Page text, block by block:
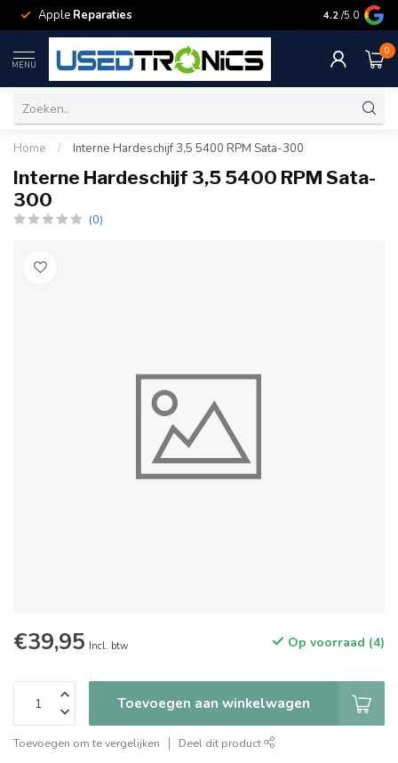
Apple Reparaties Samsung
4.2 /5.0
MENU
0
Home / Interne Hardeschijf 3,5 5400 RPM Sata-300
Interne Hardeschijf 3,5 5400 RPM Sata-
300
(0)
€39,95 Incl. btw Op voorraad (4)
Toevoegen aan winkelwagen
Toevoegen om te vergelijken Deel dit product